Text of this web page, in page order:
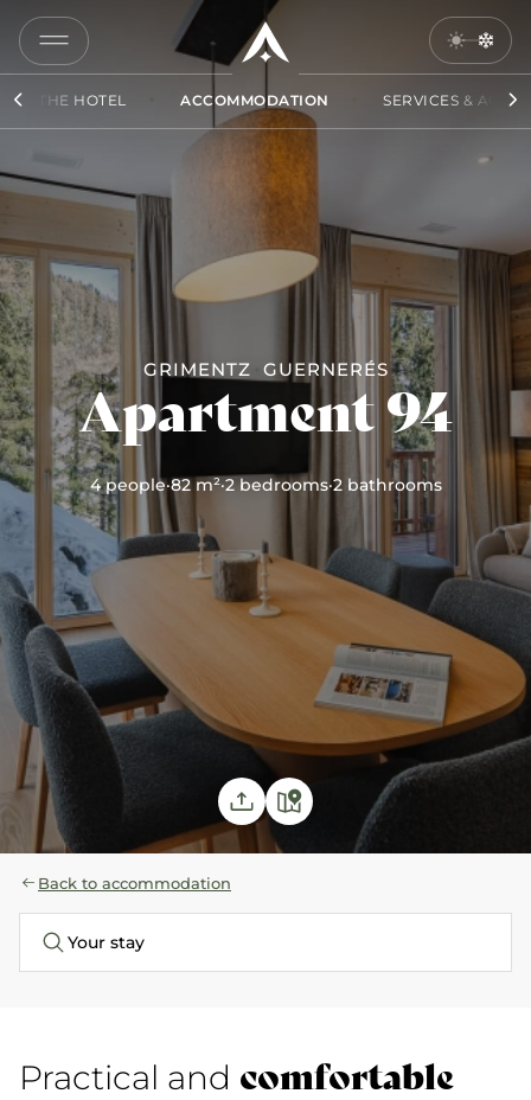
THE HOTEL ACCOMMODATION SERVICES &
GRIMENTZ GUERNERÉS
Apartment 94
4 people·82 m²·2 bedrooms·2 bathrooms
COPY
EMAIL
Back to accommodation
Your stay
Practical and comfortable